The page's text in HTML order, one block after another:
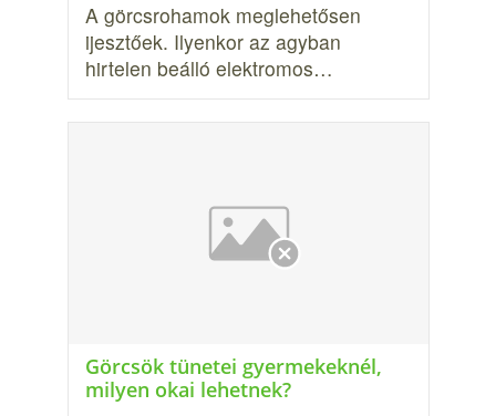
A görcsrohamok meglehetősen
ijesztőek. Ilyenkor az agyban
hirtelen beálló elektromos…
Görcsök tünetei gyermekeknél,
milyen okai lehetnek?